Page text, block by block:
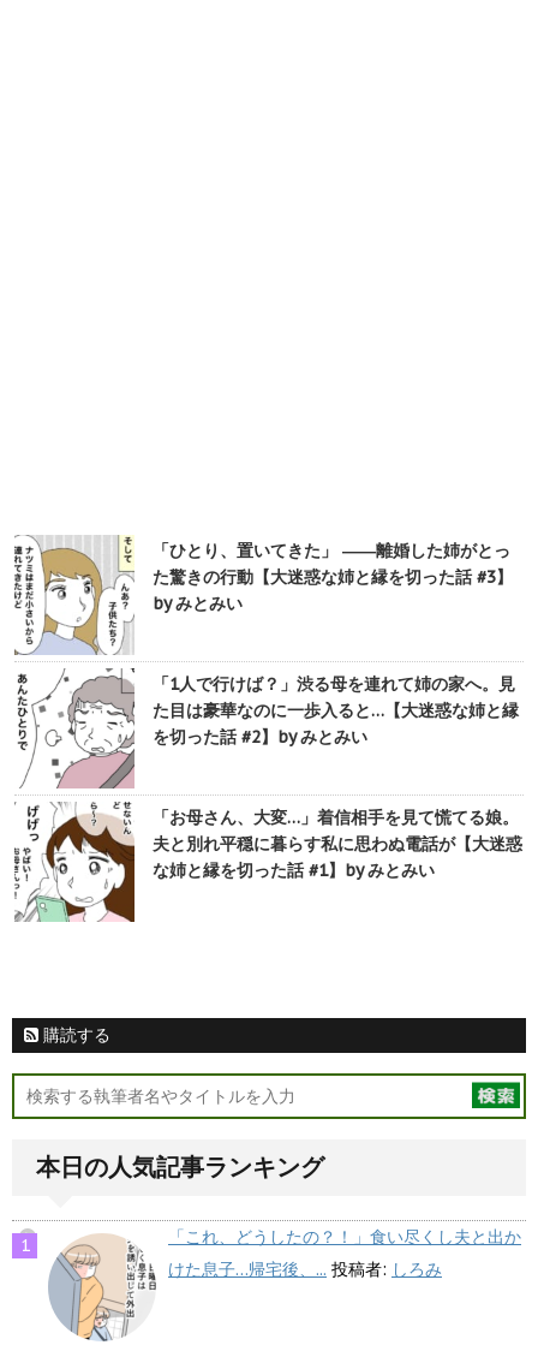
「ひとり、置いてきた」 ――離婚した姉がとっ
た驚きの行動【大迷惑な姉と縁を切った話 #3】
by みとみい
「1人で行けば？」渋る母を連れて姉の家へ。見
た目は豪華なのに一歩入ると…【大迷惑な姉と縁
を切った話 #2】by みとみい
「お母さん、大変…」着信相手を見て慌てる娘。
夫と別れ平穏に暮らす私に思わぬ電話が【大迷惑
な姉と縁を切った話 #1】by みとみい
購読する
本日の人気記事ランキング
「これ、どうしたの？！」食い尽くし夫と出か
けた息子…帰宅後、... 投稿者: しろみ